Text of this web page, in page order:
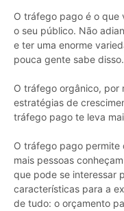
O tráfego pago é o que
o seu público. Não
e ter uma enorme
pouca gente sabe disso.
O tráfego orgânico, por
estratégias de
tráfego pago te leva
O tráfego pago permite
mais pessoas
que pode se interessar
características para a
de tudo: o orçamento